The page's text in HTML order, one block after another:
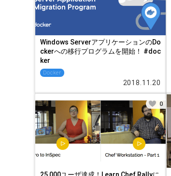
Windows ServerアプリケーションのDo
ckerへの移行プログラムを開始！ #doc
ker
Docker
2018.11.20
0